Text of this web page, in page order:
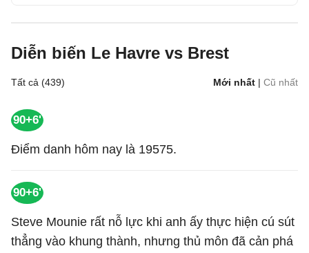
Diễn biến Le Havre vs Brest
Tất cả (439) Mới nhất | Cũ nhất
90+6'
Điểm danh hôm nay là 19575.
90+6'
Steve Mounie rất nỗ lực khi anh ấy thực hiện cú sút
thẳng vào khung thành, nhưng thủ môn đã cản phá